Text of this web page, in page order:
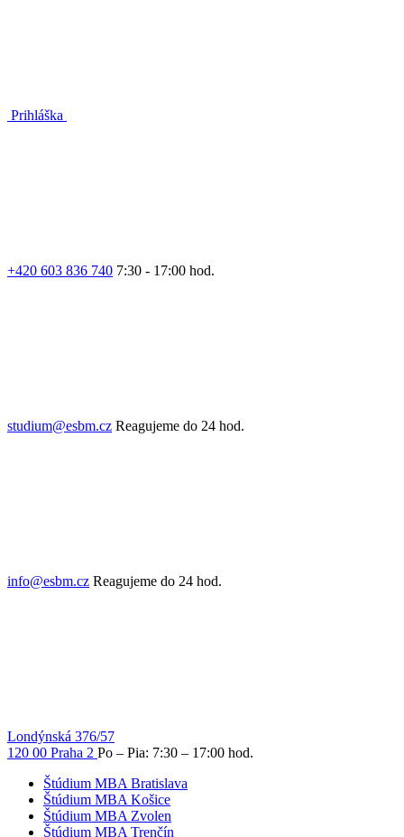
Prihláška
+420 603 836 740 7:30 - 17:00 hod.
studium@esbm.cz Reagujeme do 24 hod.
info@esbm.cz Reagujeme do 24 hod.
Londýnská 376/57
120 00 Praha 2 Po – Pia: 7:30 – 17:00 hod.
Štúdium MBA Bratislava
Štúdium MBA Košice
Štúdium MBA Zvolen
Štúdium MBA Trenčín